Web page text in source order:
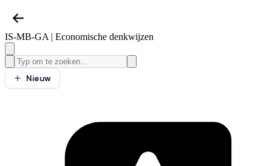
IS-MB-GA | Economische denkwijzen
Nieuw